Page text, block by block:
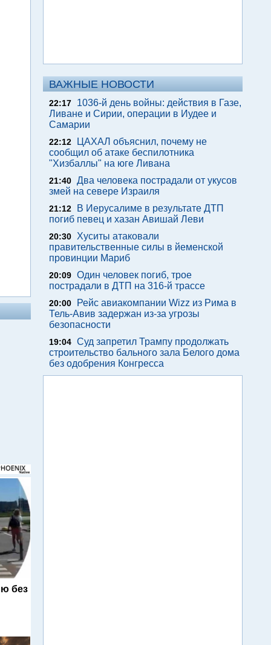
без
ВАЖНЫЕ НОВОСТИ
22:17
1036-й день войны: действия в Газе,
Ливане и Сирии, операции в Иудее и
Самарии
22:12
ЦАХАЛ объяснил, почему не
сообщил об атаке беспилотника
"Хизбаллы" на юге Ливана
21:40 Два человека пострадали от укусов
змей на севере Израиля
21:12
В Иерусалиме в результате ДТП
погиб певец и хазан Авишай Леви
20:30
Хуситы атаковали
правительственные силы в йеменской
провинции Мариб
20:09 Один человек погиб, трое
пострадали в ДТП на 316-й трассе
20:00
Рейс авиакомпании Wizz из Рима в
Тель-Авив задержан из-за угрозы
безопасности
19:04 Суд запретил Трампу продолжать
строительство бального зала Белого дома
без одобрения Конгресса